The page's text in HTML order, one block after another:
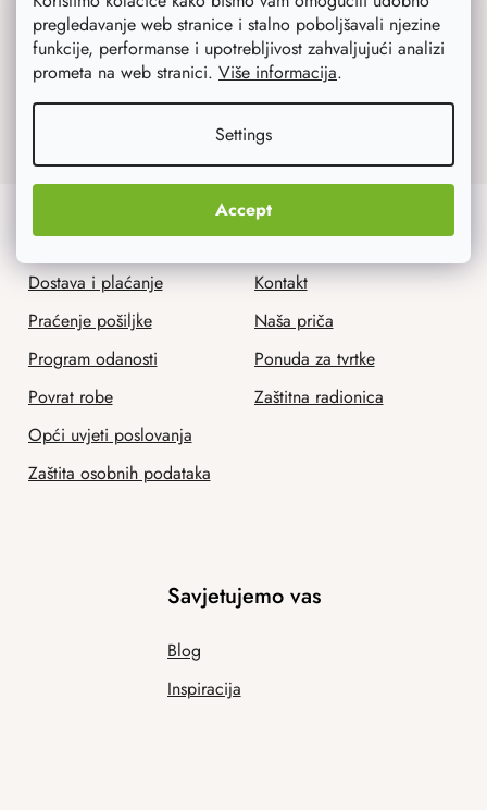
pregledavanje web stranice i stalno poboljšavali njezine
funkcije, performanse i upotrebljivost zahvaljujući analizi
prometa na web stranici. Više informacija.
Settings
Accept
Upisom emaila slažete se s uvjetimazaštite
osobnih podataka.
Korisnička služba
Dostava i plaćanje
Praćenje pošiljke
Program odanosti
Povrat robe
Opći uvjeti poslovanja
Zaštita osobnih podataka
Mi smo AtmoWood.hr
Kontakt
Naša priča
Ponuda za tvrtke
Zaštitna radionica
Savjetujemo vas
Blog
Inspiracija